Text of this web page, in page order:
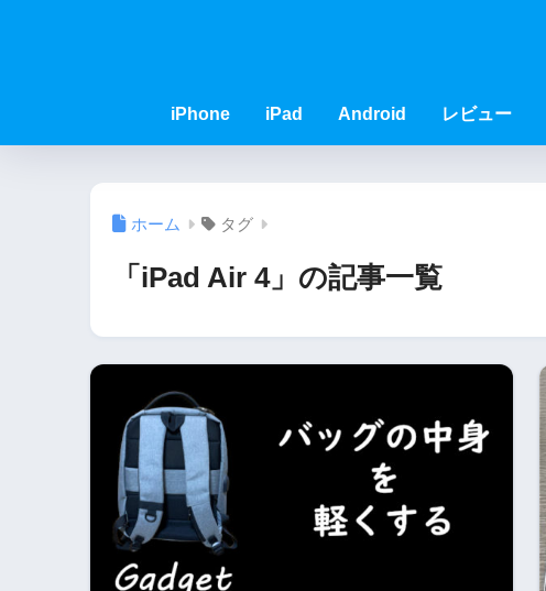
iPhone iPad Android レビュー
ホーム タグ
「iPad Air 4」の記事一覧